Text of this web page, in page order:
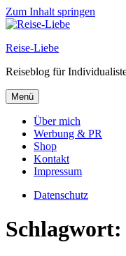
Zum Inhalt springen
Reise-Liebe
Reiseblog für
Menü
Über mich
Werbung & PR
Shop
Kontakt
Impressum
Datenschutz
Schlagwort: